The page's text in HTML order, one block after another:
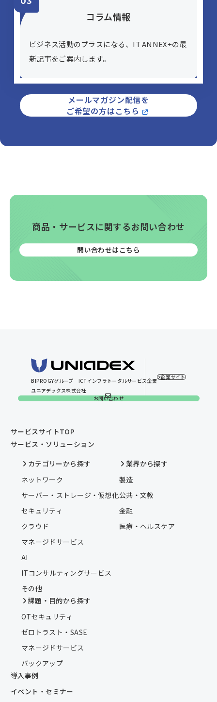
コラム情報
ビジネス活動の​プラスに​なる、​IT ANNEX+の​最
新記事を​ご案内します。
メールマガジン配信を
ご希望の方はこちら
商品・サービスに関するお問い合わせ
問い合わせはこちら
BIPROGYグループ ICTインフラトータルサービス企業
ユニアデックス株式会社
企業サイト
お問い合わせ
サービスサイトTOP
サービス・ソリューション
カテゴリーから探す
ネットワーク
サーバー・ストレージ・仮想化
セキュリティ
クラウド
マネージドサービス
AI
ITコンサルティングサービス
その他
業界から探す
製造
公共・文教
金融
医療・ヘルスケア
課題・目的から探す
OTセキュリティ
ゼロトラスト・SASE
マネージドサービス
バックアップ
導入事例
イベント・セミナー